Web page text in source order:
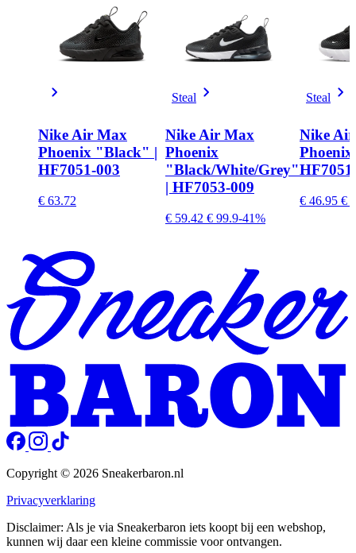
Nike Air Max
Phoenix "Black" |
HF7051-003
€ 63.72
Steal
Nike Air Max
Phoenix
"Black/White/Grey"
| HF7053-009
€ 59.42 € 99.9-41%
Steal
Nike
€ 46.95 €
Copyright © 2026 Sneakerbaron.nl
Privacyverklaring
Disclaimer: Als je via Sneakerbaron iets koopt bij een webshop,
kunnen wij daar een kleine commissie voor ontvangen.